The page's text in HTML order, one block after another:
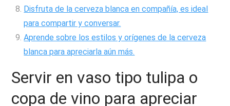
Disfruta de la cerveza blanca en compañía, es ideal
para compartir y conversar.
Aprende sobre los estilos y orígenes de la cerveza
blanca para apreciarla aún más.
Servir en vaso tipo tulipa o
copa de vino para apreciar